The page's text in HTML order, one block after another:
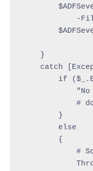
-
    }
catch
if
"No
#
        }
        else
        {
#